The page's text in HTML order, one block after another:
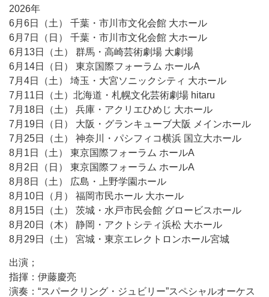
2026年
6月6日（土） 千葉・市川市文化会館 大ホール
6月7日（日） 千葉・市川市文化会館 大ホール
6月13日（土） 群馬・高崎芸術劇場 大劇場
6月14日（日） 東京国際フォーラム ホールA
7月4日（土） 埼玉・大宮ソニックシティ 大ホール
7月11日（土）北海道・札幌文化芸術劇場 hitaru
7月18日（土） 兵庫・アクリエひめじ 大ホール
7月19日（日） 大阪・グランキューブ大阪 メインホール
7月25日（土） 神奈川・パシフィコ横浜 国立大ホール
8月1日（土） 東京国際フォーラム ホールA
8月2日（日） 東京国際フォーラム ホールA
8月8日（土） 広島・上野学園ホール
8月10日（月） 福岡市民ホール 大ホール
8月15日（土） 茨城・水戸市民会館 グロービスホール
8月20日（木） 静岡・アクトシティ浜松 大ホール
8月29日（土） 宮城・東京エレクトロンホール宮城
出演；
指揮：伊藤慶亮
演奏：“スパークリング・ジュビリー”スペシャルオーケス